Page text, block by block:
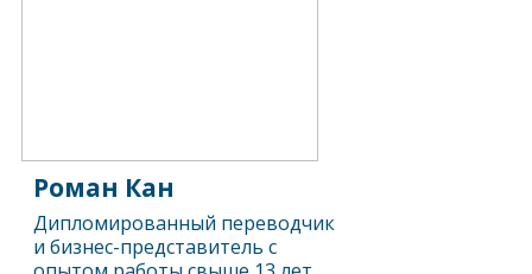
Роман Кан
Дипломированный переводчик
и бизнес-представитель с